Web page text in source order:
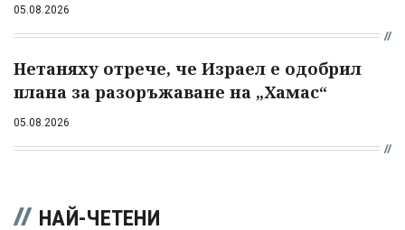
05.08.2026
Нетаняху отрече, че Израел е одобрил
плана за разоръжаване на „Хамас“
05.08.2026
НАЙ-ЧЕТЕНИ